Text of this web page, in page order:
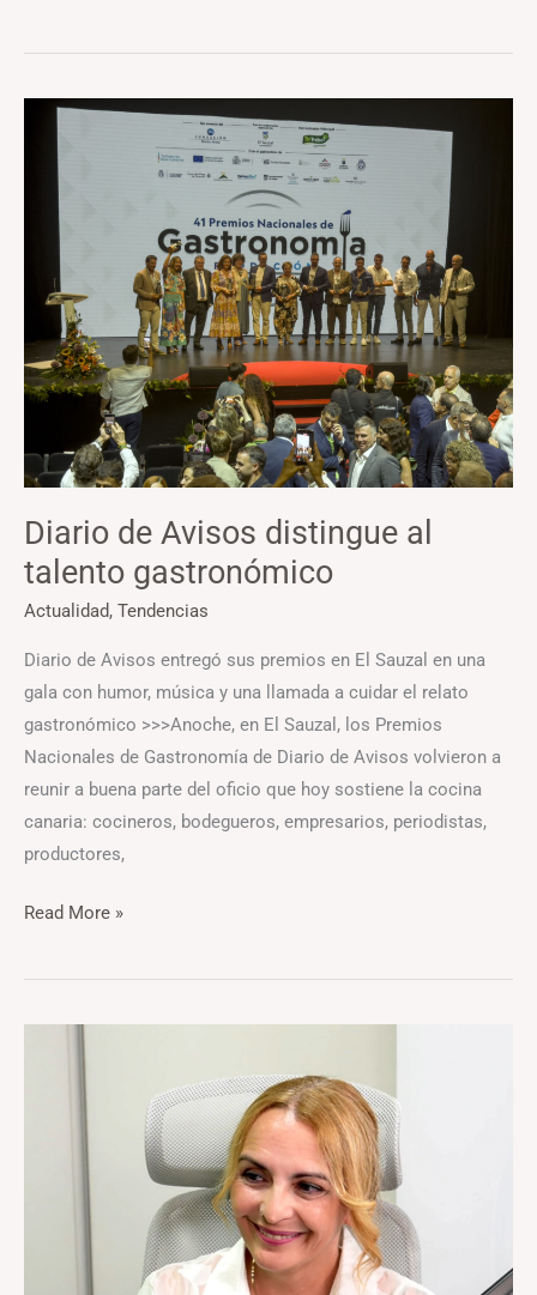
Diario de Avisos distingue al
talento gastronómico
Actualidad, Tendencias
Diario de Avisos entregó sus premios en El Sauzal en una
gala con humor, música y una llamada a cuidar el relato
gastronómico >>>Anoche, en El Sauzal, los Premios
Nacionales de Gastronomía de Diario de Avisos volvieron a
reunir a buena parte del oficio que hoy sostiene la cocina
canaria: cocineros, bodegueros, empresarios, periodistas,
productores,
Diario
Avisos
talento
gastronómico
Read More »